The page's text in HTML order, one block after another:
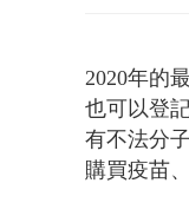
2020年的
也可以登
有不法分
購買疫苗